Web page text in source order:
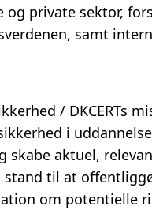
og private sektor,
samt
/ DKCERTs
i
skabe aktuel,
stand til at
om potentielle